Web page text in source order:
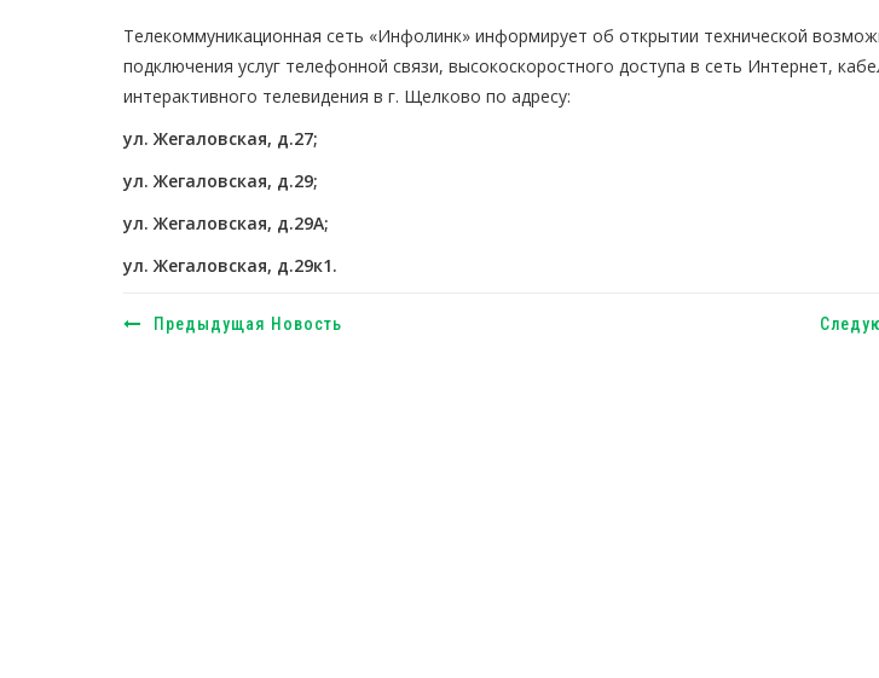
Телекоммуникационная сеть «Инфолинк» информирует об открытии технической
подключения услуг телефонной связи, высокоскоростного доступа в сеть Интернет,
интерактивного телевидения в г. Щелково по адресу:
ул. Жегаловская, д.27;
ул. Жегаловская, д.29;
ул. Жегаловская, д.29А;
ул. Жегаловская, д.29к1.
Предыдущая Новость